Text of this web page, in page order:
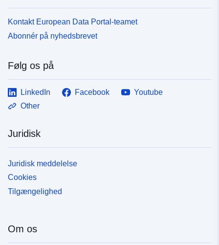
Kontakt European Data Portal-teamet
Abonnér på nyhedsbrevet
Følg os på
LinkedIn Facebook
Youtube
Other
Juridisk
Juridisk meddelelse
Cookies
Tilgængelighed
Om os